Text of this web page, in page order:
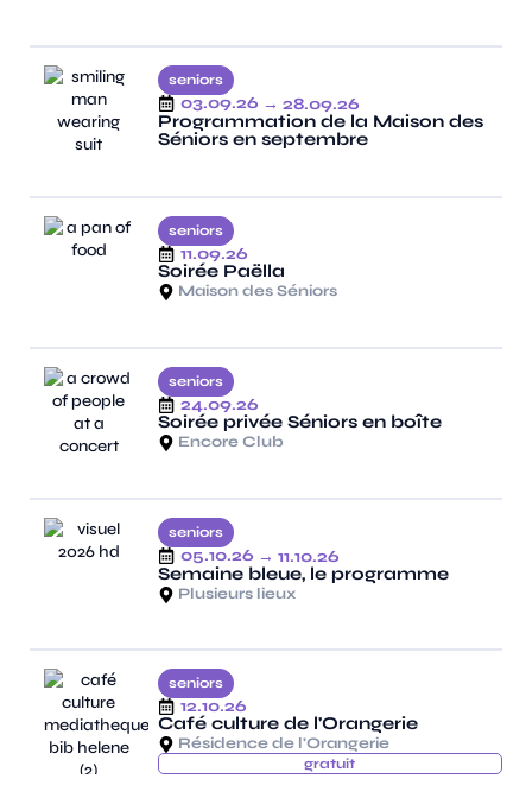
seniors
03.09.26 → 28.09.26
Programmation de la Maison des
Séniors en septembre
seniors
11.09.26
Soirée Paëlla
Maison des Séniors
seniors
24.09.26
Soirée privée Séniors en boîte
Encore Club
seniors
05.10.26 → 11.10.26
Semaine bleue, le programme
Plusieurs lieux
seniors
12.10.26
Café culture de l'Orangerie
Résidence de l'Orangerie
gratuit